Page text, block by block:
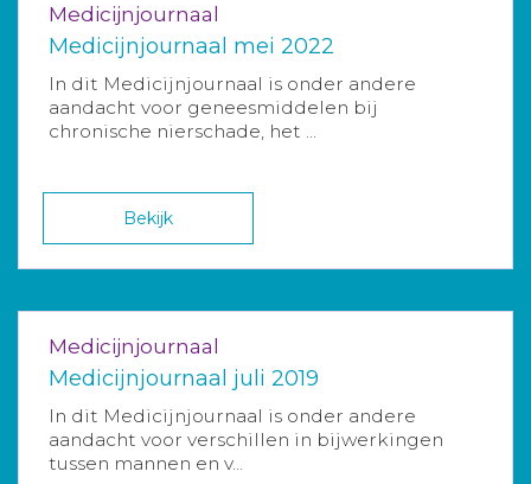
Medicijnjournaal
Medicijnjournaal mei 2022
In dit Medicijnjournaal is onder andere
aandacht voor geneesmiddelen bij
chronische nierschade, het ...
Bekijk
Medicijnjournaal
Medicijnjournaal juli 2019
In dit Medicijnjournaal is onder andere
aandacht voor verschillen in bijwerkingen
tussen mannen en v...